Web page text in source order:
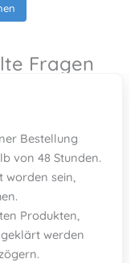
Fragen
Bestellung
von 48 Stunden.
worden sein,
Produkten,
werden